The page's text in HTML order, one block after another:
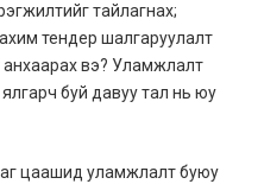
тайлагнах;
тендер шалгаруулалт
анхаарах вэ? Уламжлалт
буй давуу тал нь юу
цаашид уламжлалт буюу